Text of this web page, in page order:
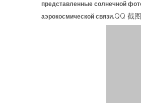
представленные солнечной
аэрокосмической связи.QQ 截